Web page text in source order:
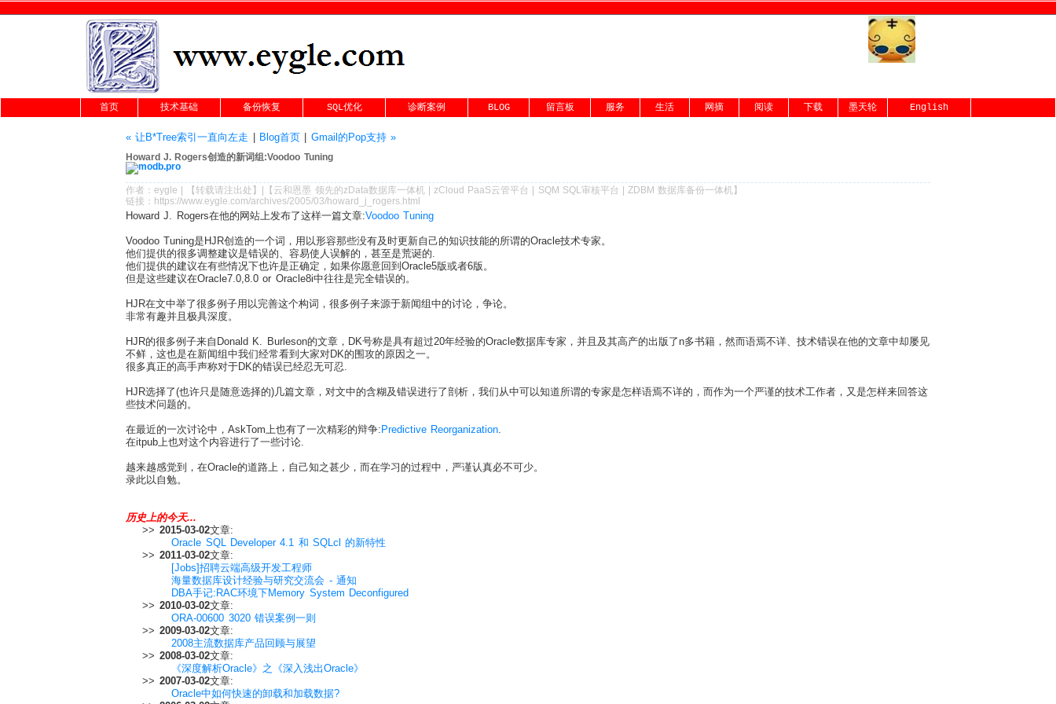
首页 技术基础 备份恢复 SQL优化 诊断案例 BLOG 留言板 服务 生活 网摘 阅读 下载 墨天轮 English
« 让B*Tree索引一直向左走 Blog首页| Gmail的Pop支持 »
Howard J. Rogers创造的新词组:Voodoo Tuning
作者： eygle 【转载请注出处 】|【 云和恩墨 领先的zData数据库一体机|zCloud PaaS云管平台 SQM SQL审核平台 |ZDBM 数据库备份一体机】
链接： https://www.eygle.com/archives/2005/03/howard_j_rogers.html
Howard J. Rogers在他的网站上发布了这样一篇文章:Voodoo Tuning
Voodoo Tuning是HJR创造的一个词，用以形容那些没有及时更新自己的知识技能的所谓的Oracle技术专家。
他们提供的很多调整建议是错误的、容易使人误解的，甚至是荒诞的.
他们提供的建议在有些情况下也许是正确定，如果你愿意回到Oracle5版或者6版。
但是这些建议在Oracle7.0,8.0 or Oracle8i中往往是完全错误的。
HJR在文中举了很多例子用以完善这个构词，很多例子来源于新闻组中的讨论，争论。
非常有趣并且极具深度。
HJR的很多例子来自Donald K. Burleson的文章，DK号称是具有超过20年经验的Oracle数据库专家，并且及其高产的出版了n多书籍，然而语焉不详、技术错误在他的文章中却屡见
不鲜，这也是在新闻组中我们经常看到大家对DK的围攻的原因之一。
很多真正的高手声称对于DK的错误已经忍无可忍.
HJR选择了(也许只是随意选择的)几篇文章，对文中的含糊及错误进行了剖析，我们从中可以知道所谓的专家是怎样语焉不详的，而作为一个严谨的技术工作者，又是怎样来回答这
些技术问题的。
在最近的一次讨论中，AskTom上也有了一次精彩的辩争:Predictive Reorganization
在itpub上也对这个内容进行了一些讨论.
越来越感觉到，在Oracle的道路上，自己知之甚少，而在学习的过程中，严谨认真必不可少。
录此以自勉。
历史上的今天...
>> 2015-03-02文章:
Oracle SQL Developer 4.1 和 SQLcl 的新特性
>> 2011-03-02文章:
[Jobs]招聘云端高级开发工程师
海量数据库设计经验与研究交流会 - 通知
DBA手记:RAC环境下Memory System Deconfigured
>> 2010-03-02文章:
ORA-00600 3020 错误案例一则
>> 2009-03-02文章:
2008主流数据库产品回顾与展望
>> 2008-03-02文章:
《深度解析Oracle》之《深入浅出Oracle》
>> 2007-03-02文章:
Oracle中如何快速的卸载和加载数据?